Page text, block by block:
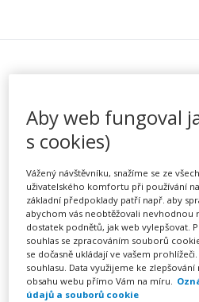
Chůva pro děti
povinné školní
017-M
akreditovaný) –
KURZ České
PořádáAM Solvo
Aby web fungoval
s cookies)
Vážený návštěvníku, snažíme se ze
uživatelského komfortu při používání
základní předpoklady patří např. aby
abychom vás neobtěžovali
dostatek podnětů, jak web vylepšovat.
souhlas se zpracováním souborů
se dočasně ukládají ve vašem
souhlasu. Data využijeme ke
obsahu webu přímo Vám na míru.
údajů a souborů cookie